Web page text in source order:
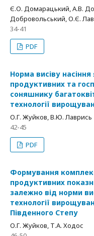
Є.О. Домарацький, А.В.
Добровольський, О.Є.
34-41
PDF
Норма висіву
продуктивних та
соняшнику
технології
О.Г. Жуйков, В.Ю. Лаврись
42-45
PDF
Формування
продуктивних
залежно від норми
технології
Південного Степу
О.Г. Жуйков, Т.А. Ходос